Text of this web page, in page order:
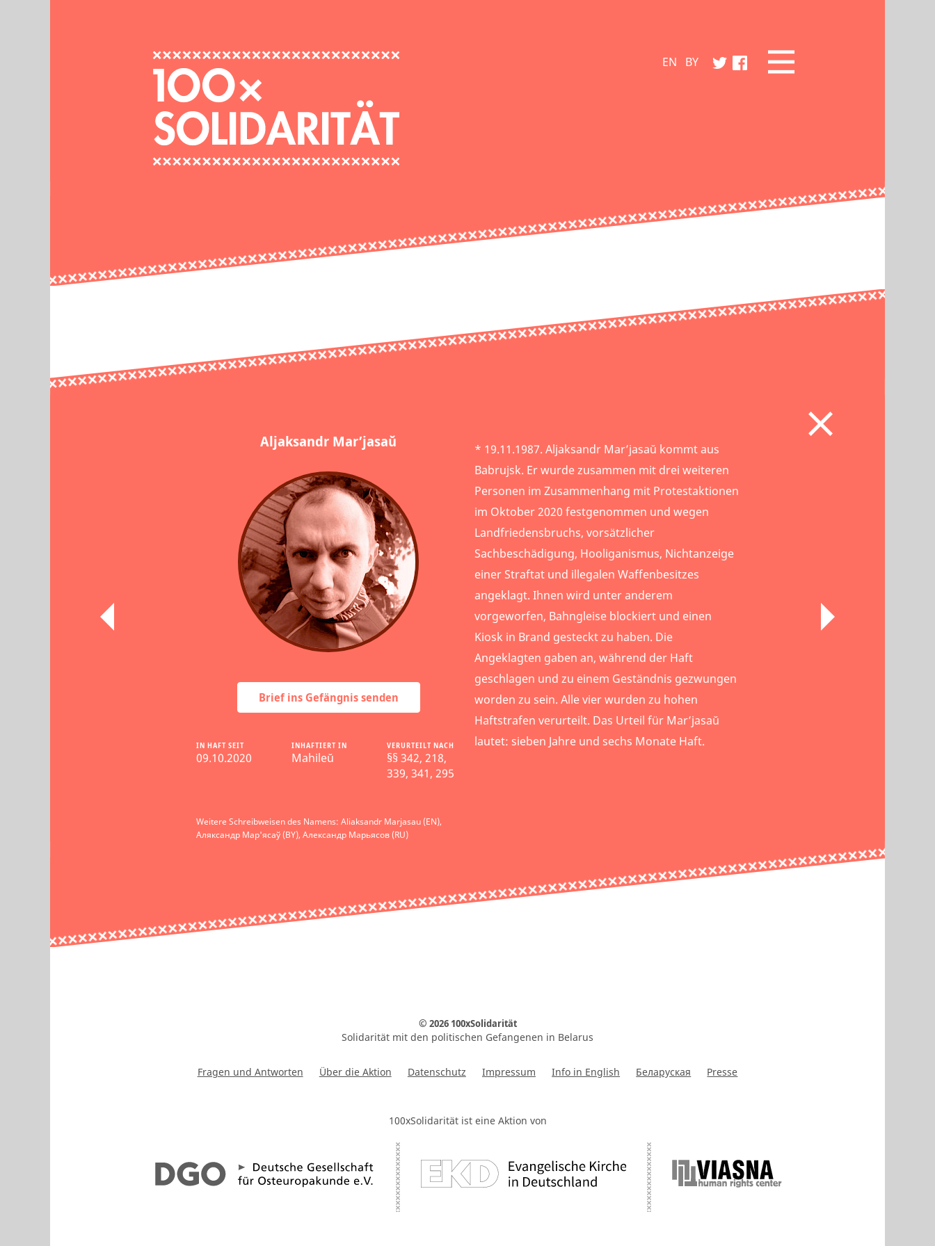
EN BY
Aljaksandr Mar’jasaŭ
Brief ins Gefängnis senden
IN HAFT SEIT
09.10.2020
INHAFTIERT IN
Mahileŭ
VERURTEILT NACH
§§ 342, 218,
339, 341, 295
Weitere Schreibweisen des Namens: Aliaksandr Marjasau (EN),
Аляксандр Мар'ясаў (BY), Александр Марьясов (RU)
* 19.11.1987. Aljaksandr Mar’jasaŭ kommt aus
Babrujsk. Er wurde zusammen mit drei weiteren
Personen im Zusammenhang mit Protestaktionen
im Oktober 2020 festgenommen und wegen
Landfriedensbruchs, vorsätzlicher
Sachbeschädigung, Hooliganismus, Nichtanzeige
einer Straftat und illegalen Waffenbesitzes
angeklagt. Ihnen wird unter anderem
vorgeworfen, Bahngleise blockiert und einen
Kiosk in Brand gesteckt zu haben. Die
Angeklagten gaben an, während der Haft
geschlagen und zu einem Geständnis gezwungen
worden zu sein. Alle vier wurden zu hohen
Haftstrafen verurteilt. Das Urteil für Mar’jasaŭ
lautet: sieben Jahre und sechs Monate Haft.
© 2026 100xSolidarität
Solidarität mit den politischen Gefangenen in Belarus
Fragen und Antworten Über die Aktion Datenschutz Impressum Info in English Беларуская Presse
100xSolidarität ist eine Aktion von